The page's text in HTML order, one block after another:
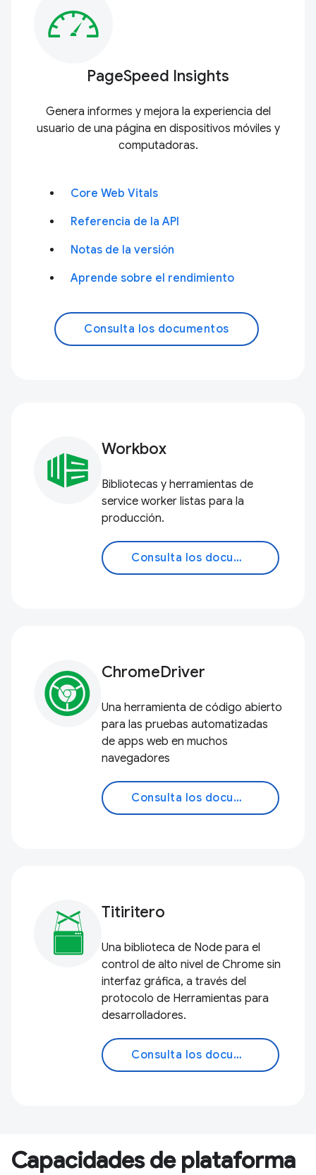
PageSpeed Insights
Genera informes y mejora la experiencia del
usuario de una página en dispositivos móviles y
computadoras.
Core Web Vitals
Referencia de la API
Notas de la versión
Aprende sobre el rendimiento
Consulta los documentos
Workbox
Bibliotecas y herramientas de
service worker listas para la
producción.
Consulta los documentos
ChromeDriver
Una herramienta de código abierto
para las pruebas automatizadas
de apps web en muchos
navegadores
Consulta los documentos
Titiritero
Una biblioteca de Node para el
control de alto nivel de Chrome sin
interfaz gráfica, a través del
protocolo de Herramientas para
desarrolladores.
Consulta los documentos
Capacidades de plataforma